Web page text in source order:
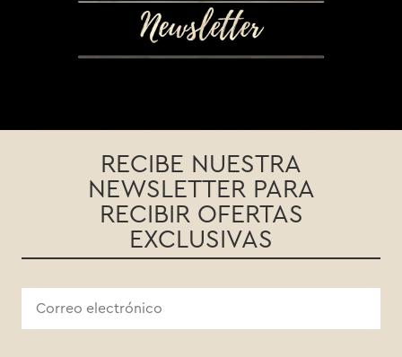
RECIBE NUESTRA
NEWSLETTER PARA
RECIBIR OFERTAS
EXCLUSIVAS